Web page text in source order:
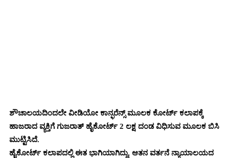
ಶೌಚಾಲಯದಿಂದಲೇ ವೀಡಿಯೋ ಕಾನ್ಫರೆನ್ಸ್‌ ಮೂಲಕ ಕೋರ್ಟ್ ಕಲಾಪಕ್ಕೆ
ಹಾಜರಾದ ವ್ಯಕ್ತಿಗೆ ಗುಜರಾತ್ ಹೈಕೋರ್ಟ್‌ 2 ಲಕ್ಷ ದಂಡ ವಿಧಿಸುವ ಮೂಲಕ ಬಿಸಿ
ಮುಟ್ಟಿಸಿದೆ.
ಹೈಕೋರ್ಟ್ ಕಲಾಪದಲ್ಲಿ ಈತ ಭಾಗಿಯಾಗಿದ್ದು, ಆತನ ವರ್ತನೆ ನ್ಯಾಯಾಲಯದ